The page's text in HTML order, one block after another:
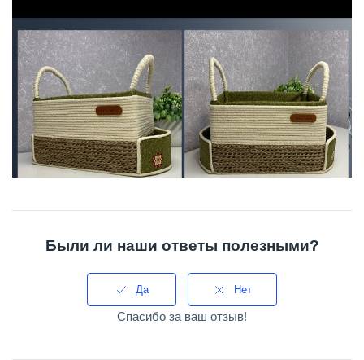
Были ли наши ответы полезными?
Да Нет
Спасибо за ваш отзыв!